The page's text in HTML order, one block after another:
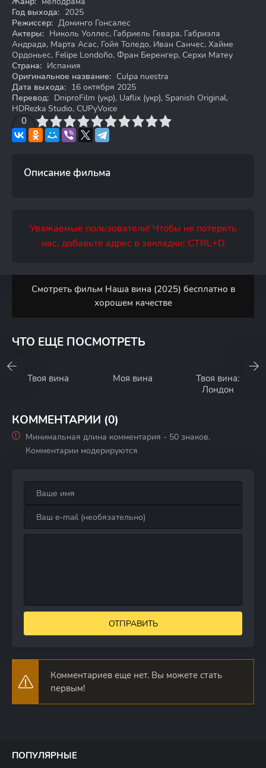
Год выхода: 2025
Режиссер: Доминго Гонсалес
Актеры: Николь Уоллес, Габриель Гевара, Габриэла
Андрада, Марта Асас, Гойя Толедо, Иван Санчес, Хайме
Ордоньес, Felipe Londoño, Фран Беренгер, Серхи Матеу
Страна: Испания
Оригинальное название: Culpa nuestra
Дата выхода: 16 октября 2025
Перевод: DniproFilm (укр), Uaflix (укр), Spanish Original,
HDRezka Studio, CUPyVoice
0
4 6 7 8 9 10
Описание фильма
Уважаемые пользователи! Чтобы не потерять
нас, добавьте адрес в закладки: CTRL+D
Смотреть фильм Наша вина (2025) бесплатно в
хорошем качестве
ЧТО ЕЩЕ ПОСМОТРЕТЬ
Твоя вина Моя вина
Твоя вина:
Лондон
КОММЕНТАРИИ (0)
Минимальная длина комментария - 50 знаков.
Комментарии модерируются
ОТПРАВИТЬ
Комментариев еще нет. Вы можете стать
первым!
ПОПУЛЯРНЫЕ